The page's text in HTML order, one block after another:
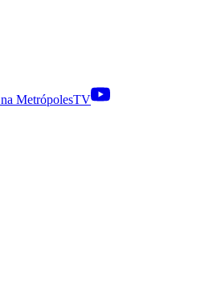
na MetrópolesTV